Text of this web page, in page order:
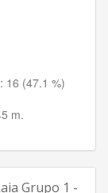
16 (47.1 %)
m.
Grupo 1 -